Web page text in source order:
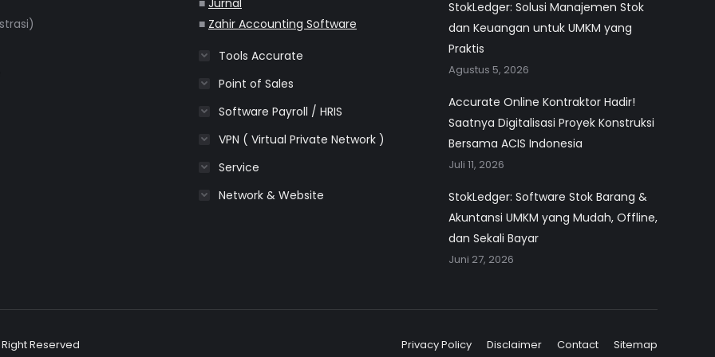
■ Jurnal
■ Zahir Accounting Software
Tools Accurate
Point of Sales
Software Payroll / HRIS
VPN ( Virtual Private Network )
Service
Network & Website
StokLedger: Solusi Manajemen Stok
dan Keuangan untuk UMKM yang
Praktis
Agustus 5, 2026
Accurate Online Kontraktor Hadir!
Saatnya Digitalisasi Proyek Konstruksi
Bersama ACIS Indonesia
Juli 11, 2026
StokLedger: Software Stok Barang &
Akuntansi UMKM yang Mudah, Offline,
dan Sekali Bayar
Juni 27, 2026
Reserved Privacy Policy Disclaimer Contact Sitemap